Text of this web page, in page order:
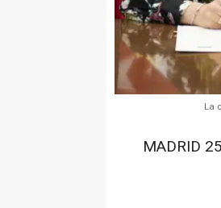
La
MADRID